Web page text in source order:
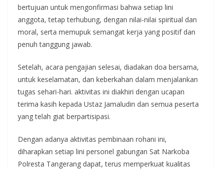
bertujuan untuk mengonfirmasi bahwa setiap lini
anggota, tetap terhubung, dengan nilai-nilai spiritual dan
moral, serta memupuk semangat kerja yang positif dan
penuh tanggung jawab.
Setelah, acara pengajian selesai, diadakan doa bersama,
untuk keselamatan, dan keberkahan dalam menjalankan
tugas sehari-hari. aktivitas ini diakhiri dengan ucapan
terima kasih kepada Ustaz Jamaludin dan semua peserta
yang telah giat berpartisipasi.
Dengan adanya aktivitas pembinaan rohani ini,
diharapkan setiap lini personel gabungan Sat Narkoba
Polresta Tangerang dapat, terus memperkuat kualitas